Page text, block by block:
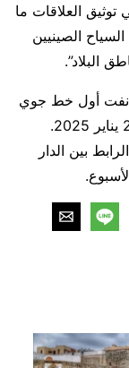
العلاقات ما
الصينيين
البلاد”.
أول خط جوي
مباشر لها يربط المغرب بالصين وذلك منذ 20 يناير 2025.
بين الدار